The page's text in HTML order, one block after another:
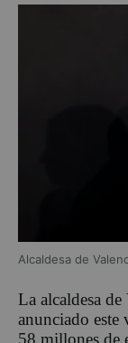
Alcaldesa de
La alcaldesa
anunciado
58 millones de